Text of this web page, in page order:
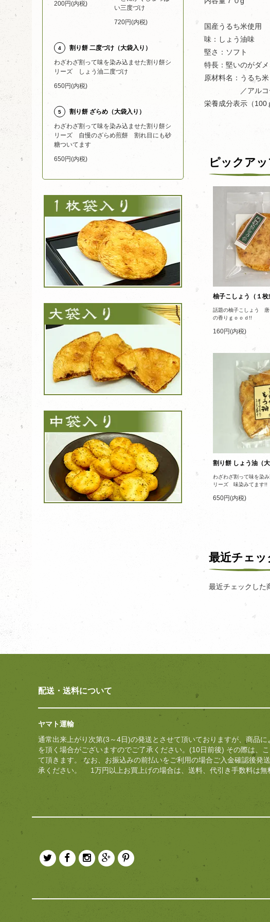
国産うるち米使用
味：しょう油味
堅さ：ソフト
特長：堅いのがダ
原材料名：うるち
／アルコール
栄養成分表示（100
ピックア
柚子こしょう（１枚
話題の柚子こしょう 唐
の香りｇｏｏｄ!!
160円(内税)
割り餅 しょう油（大
わざわざ割って味を染
リーズ 味染みてます!!
650円(内税)
最近チェ
最近チェックした
200円(内税)
い三度づけ
720円(内税)
4
割り餅 二度づけ（大袋入り）
わざわざ割って味を染み込ませた割り餅シ
リーズ しょう油二度づけ
650円(内税)
5
割り餅 ざらめ（大袋入り）
わざわざ割って味を染み込ませた割り餅シ
リーズ 自慢のざらめ煎餅 割れ目にも砂
糖ついてます
650円(内税)
配送・送料について
ヤマト運輸
通常出来上がり次第(3～4日)の発送とさせて頂いておりますが、商品に
を頂く場合がございますのでご了承ください。(10日前後) その際は、
て頂きます。 なお、お振込みの前払いをご利用の場合ご入金確認後発
承ください。 1万円以上お買上げの場合は、送料、代引き手数料は無